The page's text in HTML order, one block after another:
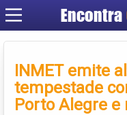
Encontra
INMET emite
tempestade
Porto Alegre e